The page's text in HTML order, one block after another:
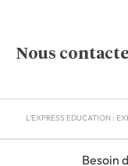
Besoin
Nous
L'EXPRESS EDUCATION :